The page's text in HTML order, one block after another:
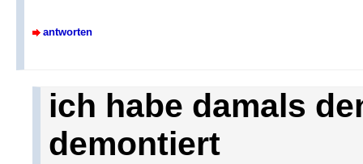
antworten
ich habe damals
demontiert